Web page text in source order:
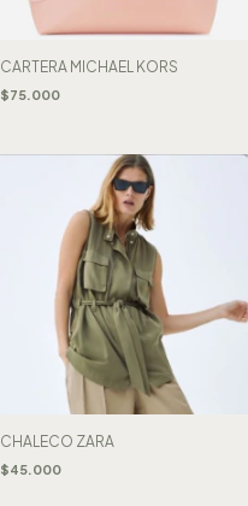
CARTERA MICHAEL KORS
$75.000
CHALECO ZARA
$45.000